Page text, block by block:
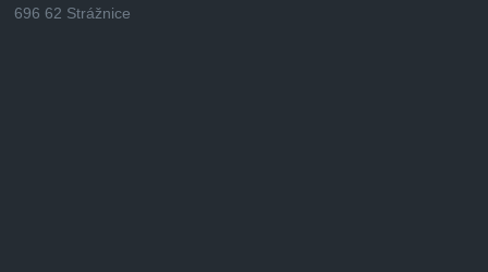
696 62 Strážnice